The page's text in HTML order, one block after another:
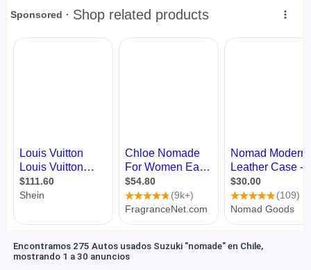
Encontramos 275 Autos usados Suzuki "nomade" en Chile,
mostrando 1 a 30 anuncios